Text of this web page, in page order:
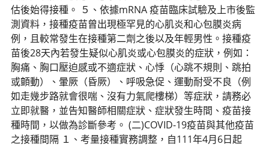
估後始得接種。 ５、依據mRNA 疫苗臨床試驗及上市後監
測資料，接種疫苗曾出現極罕見的心肌炎和心包膜炎病
例，且較常發生在接種第二劑之後以及年輕男性。接種疫
苗後28天內若發生疑似心肌炎或心包膜炎的症狀，例如：
胸痛、胸口壓迫感或不適症狀、心悸（心跳不規則、跳拍
或顫動）、暈厥（昏厥）、呼吸急促、運動耐受不良（例
如走幾步路就會很喘、沒有力氣爬樓梯）等症狀，請務必
立即就醫，並告知醫師相關症狀、症狀發生時間、疫苗接
種時間，以做為診斷參考。 (二)COVID-19疫苗與其他疫苗
之接種間隔 １、考量接種實務調整，自111年4月6日起